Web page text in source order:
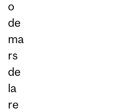
o
de
ma
rs
de
la
re